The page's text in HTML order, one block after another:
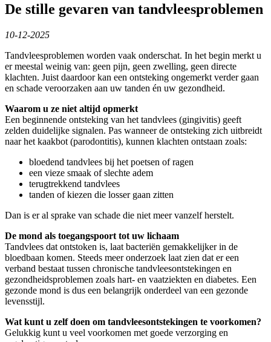
De stille gevaren van tandvleesproblemen
10-12-2025
Tandvleesproblemen worden vaak onderschat. In het begin merkt u
er meestal weinig van: geen pijn, geen zwelling, geen directe
klachten. Juist daardoor kan een ontsteking ongemerkt verder gaan
en schade veroorzaken aan uw tanden én uw gezondheid.
Waarom u ze niet altijd opmerkt
Een beginnende ontsteking van het tandvlees (gingivitis) geeft
zelden duidelijke signalen. Pas wanneer de ontsteking zich uitbreidt
naar het kaakbot (parodontitis), kunnen klachten ontstaan zoals:
bloedend tandvlees bij het poetsen of ragen
een vieze smaak of slechte adem
terugtrekkend tandvlees
tanden of kiezen die losser gaan zitten
Dan is er al sprake van schade die niet meer vanzelf herstelt.
De mond als toegangspoort tot uw lichaam
Tandvlees dat ontstoken is, laat bacteriën gemakkelijker in de
bloedbaan komen. Steeds meer onderzoek laat zien dat er een
verband bestaat tussen chronische tandvleesontstekingen en
gezondheidsproblemen zoals hart- en vaatziekten en diabetes. Een
gezonde mond is dus een belangrijk onderdeel van een gezonde
levensstijl.
Wat kunt u zelf doen om tandvleesontstekingen te voorkomen?
Gelukkig kunt u veel voorkomen met goede verzorging en